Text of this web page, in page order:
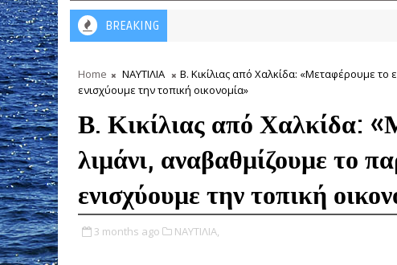
BREAKING
Home ΝΑΥΤΙΛΙΑ
Β. Κικίλιας από Χαλκίδα: «Μεταφέρουμε
ενισχύουμε την τοπική οικονομία»
Β. Κικίλιας από Χαλκίδα:
λιμάνι, αναβαθμίζουμε το
ενισχύουμε την τοπική
3 months ago ΝΑΥΤΙΛΙΑ,